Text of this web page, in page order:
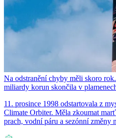
Na odstranění chyby měli skoro
miliardy korun skončila v
11. prosince 1998 odstartovala z
Climate Orbiter. Měla zkoumat
prach, vodní páru a sezónní změny